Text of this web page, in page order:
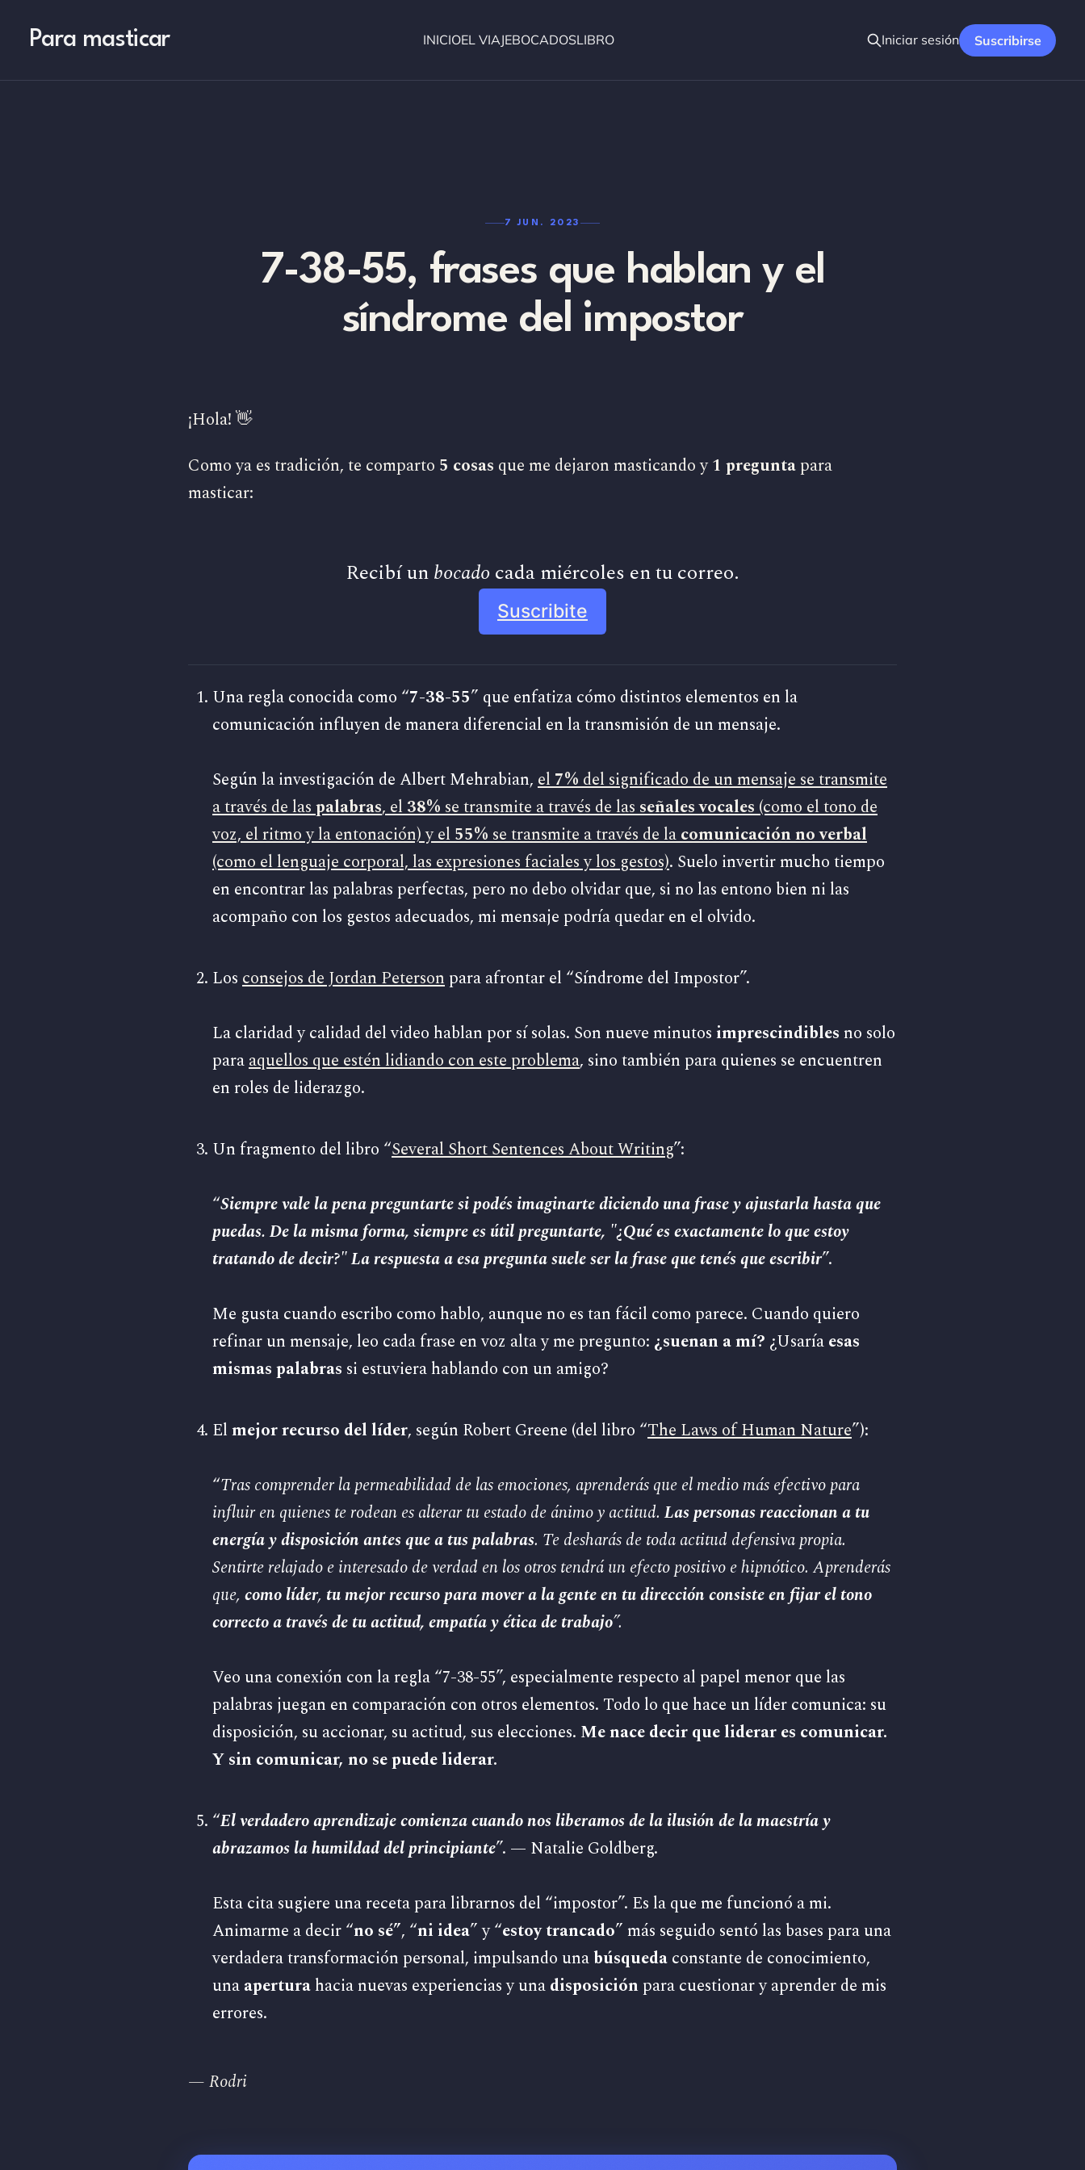
Para masticar INICIOEL VIAJEBOCADOSLIBRO Iniciar sesión Suscribirse
7 JUN. 2023
7-38-55, frases que hablan y el
síndrome del impostor
¡Hola! 👋
Como ya es tradición, te comparto 5 cosas que me dejaron masticando y1 preguntapara
masticar:
Recibí un bocado cada miércoles en tu correo.
Suscribite
Una regla conocida como “7-38-55” que enfatiza cómo distintos elementos en la
comunicación influyen de manera diferencial en la transmisión de un mensaje.
Según la investigación de Albert Mehrabian, el 7% del significado de un mensaje se transmite
a través de laspalabras, el 38% se transmite a través de las señales vocales (como el tono de
voz, el ritmo y la entonación) y el 55% se transmite a través de lacomunicación no verbal
(como el lenguaje corporal, las expresiones faciales y los gestos). Suelo invertir mucho tiempo
en encontrar las palabras perfectas, pero no debo olvidar que, si no las entono bien ni las
acompaño con los gestos adecuados, mi mensaje podría quedar en el olvido.
Los consejos de Jordan Peterson para afrontar el “Síndrome del Impostor”.
La claridad y calidad del video hablan por sí solas. Son nueve minutosimprescindiblesno solo
paraaquellos que estén lidiando con este problema, sino también para quienes se encuentren
en roles de liderazgo.
Un fragmento del libro “Several Short Sentences About Writing”:
“Siempre vale la pena preguntarte si podés imaginarte diciendo una frase y ajustarla hasta que
puedas. De la misma forma, siempre es útil preguntarte, "¿Qué es exactamente lo que estoy
tratando de decir?" La respuesta a esa pregunta suele ser la frase que tenés que escribir”.
Me gusta cuando escribo como hablo, aunque no es tan fácil como parece. Cuando quiero
refinar un mensaje, leo cada frase en voz alta y me pregunto: ¿suenan a mí? ¿Usaríaesas
mismas palabras si estuviera hablando con un amigo?
Elmejor recurso del líder, según Robert Greene (del libro “The Laws of Human Nature”):
“Tras comprender la permeabilidad de las emociones, aprenderás que el medio más efectivo para
influir en quienes te rodean es alterar tu estado de ánimo y actitud. Las personas reaccionan a tu
energía y disposición antes que a tus palabras. Te desharás de toda actitud defensiva propia.
Sentirte relajado e interesado de verdad en los otros tendrá un efecto positivo e hipnótico. Aprenderás
que,como líder, tu mejor recurso para mover a la gente en tu dirección consiste en fijar el tono
correcto a través de tu actitud, empatía y ética de trabajo”.
Veo una conexión con la regla “7-38-55”, especialmente respecto al papel menor que las
palabras juegan en comparación con otros elementos. Todo lo que hace un líder comunica: su
disposición, su accionar, su actitud, sus elecciones. Me nace decir que liderar es comunicar.
Y sin comunicar, no se puede liderar.
“El verdadero aprendizaje comienza cuando nos liberamos de la ilusión de la maestría y
abrazamos la humildad del principiante”. — Natalie Goldberg.
Esta cita sugiere una receta para librarnos del “impostor”. Es la que me funcionó a mi.
Animarme a decir “no sé”, “ni idea” y “estoy trancado” más seguido sentó las bases para una
verdadera transformación personal, impulsando unabúsquedaconstante de conocimiento,
unaaperturahacia nuevas experiencias y unadisposiciónpara cuestionar y aprender de mis
errores.
— Rodri